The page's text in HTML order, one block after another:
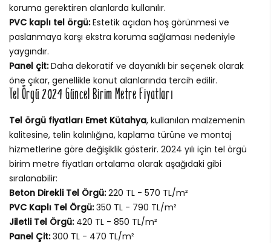
koruma gerektiren alanlarda kullanılır.
PVC kaplı tel örgü:Estetik açıdan hoş görünmesi ve
paslanmaya karşı ekstra koruma sağlaması nedeniyle
yaygındır.
Panel çit:Daha dekoratif ve dayanıklı bir seçenek olarak
öne çıkar, genellikle konut alanlarında tercih edilir.
Tel Örgü 2024 Güncel Birim Metre Fiyatları
Tel örgü fiyatları Emet Kütahya, kullanılan malzemenin
kalitesine, telin kalınlığına, kaplama türüne ve montaj
hizmetlerine göre değişiklik gösterir. 2024 yılı için tel örgü
birim metre fiyatları ortalama olarak aşağıdaki gibi
sıralanabilir:
Beton Direkli Tel Örgü:220 TL - 570 TL/m²
PVC Kaplı Tel Örgü:350 TL - 790 TL/m²
Jiletli Tel Örgü:420 TL - 850 TL/m²
Panel Çit:300 TL - 470 TL/m²